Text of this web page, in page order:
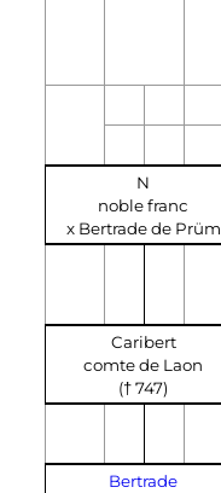
N
noble franc
x Bertrade de Prüm
Caribert
comte de Laon
(† 747)
Bertrade